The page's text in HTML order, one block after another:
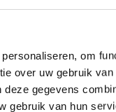
om
over uw gebruik
gegevens
gebruik van hun